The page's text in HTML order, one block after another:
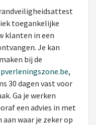
toegankelijke
klanten in een
Je kan
bij de
,
30 dagen vast voor
Ga je werken
een advies in met
aan waar je zeker op